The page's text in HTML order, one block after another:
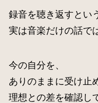
録音を聴き返すとい
実は音楽だけの話で
今の自分を、
ありのままに受け止
理想との差を確認し